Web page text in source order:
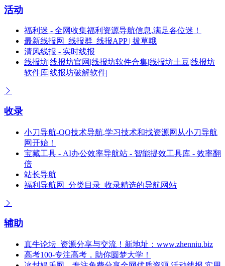
活动
福利迷 - 全网收集福利资源导航信息,满足各位迷！
最新线报网_线报群_线报APP | 拔草哦
清风线报 - 实时线报
线报坊|线报坊官网|线报坊软件合集|线报坊土豆|线报坊
软件库|线报坊破解软件|
收录
小刀导航-QQ技术导航,学习技术和找资源网从小刀导航
网开始！
宝藏工具 - AI办公效率导航站 - 智能提效工具库 - 效率翻
倍
站长导航
福利导航网_分类目录_收录精选的导航网站
辅助
真牛论坛_资源分享与交流！新地址：www.zhenniu.biz
高考100-专注高考，助你圆梦大学！